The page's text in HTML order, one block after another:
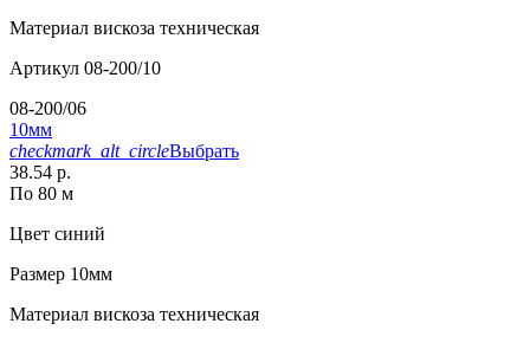
Материал вискоза техническая
Артикул 08-200/10
08-200/06
10мм
checkmark_alt_circleВыбрать
38.54 р.
По 80 м
Цвет синий
Размер 10мм
Материал вискоза техническая